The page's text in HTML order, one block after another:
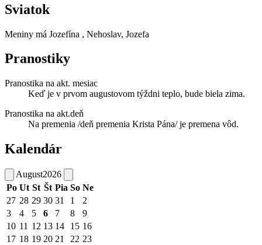
Sviatok
Meniny má Jozefína , Nehoslav, Jozefa
Pranostiky
Pranostika na akt. mesiac
Keď je v prvom augustovom týždni teplo, bude biela zima.
Pranostika na akt.deň
Na premenia /deň premenia Krista Pána/ je premena vôd.
Kalendár
August2026
Po Ut St Št Pia So Ne
27 28 29 30 31 1
2
3
4 5 6 7 8
9
10 11 12 13 14 15 16
17 18 19 20 21 22 23